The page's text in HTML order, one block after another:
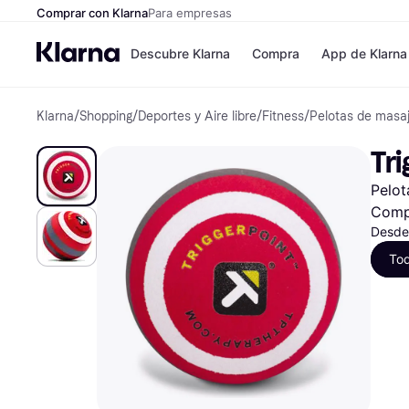
Comprar con KlarnaPara empresas
Descubre Klarna
Formas de
Paga ahora
Paga en 3 plazos
Paga en 30 días
Financiación
Klarna en Apple
Compra
Tiendas
Zalando
JD Sports
Directorio de
App de Klarna
Klarna/Shopping/Deportes y Aire libre/Fitness/Pelotas de